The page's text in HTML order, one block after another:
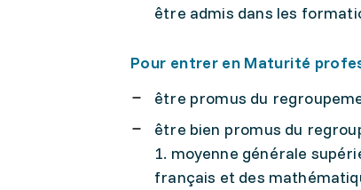
être admis dans les
Pour entrer en Maturité
être promus du
être bien promus du
1. moyenne générale
français et des